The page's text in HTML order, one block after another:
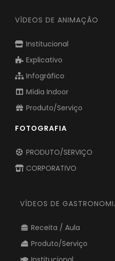
Institucional
Explicativo
Infográfico
Mídia Indoor
Produto/Serviço
FOTOGRAFIA
PRODUTO/SERVIÇO
VÍDEOS DE GASTRONOMIA
Receita / Aula